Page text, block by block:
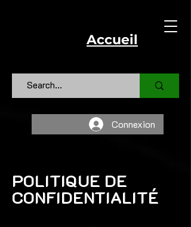
Accueil
Connexion
POLITIQUE DE
CONFIDENTIALITÉ